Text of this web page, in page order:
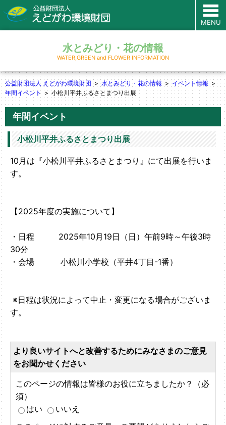
MENU
水とみどり・花の情報
WATER,GREEN and FLOWER INFORMATION
公益財団法人 えどがわ環境財団 水とみどり・花の情報
イベント情報
年間イベント
小松川平井ふるさとまつり出展
年間イベント
小松川平井ふるさとまつり出展
10月は『小松川平井ふるさとまつり』にて出展を行いま
す。
【2025年度の実施について】
・日程 2025年10月19日（日）午前9時～午後3時
30分
・会場 小松川小学校（平井4丁目-1番）
※日程は状況によって中止・変更になる場合がございま
す。
より良いサイトへと改善するためにみなさまのご意見
をお聞かせください
このページの情報は皆様のお役に立ちましたか？（必
須）
はい
いいえ